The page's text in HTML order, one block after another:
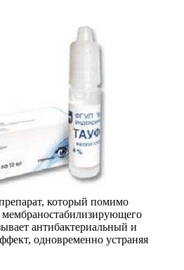
который помимо
антибактериальный и
одновременно устраняя